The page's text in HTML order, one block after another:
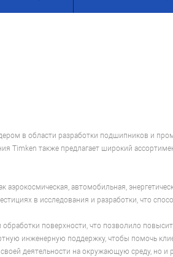
в области разработки подшипников и
Timken также предлагает широкий
автомобильная,
в исследования и разработки, что
поверхности, что позволило
инженерную поддержку, чтобы помочь
деятельности на окружающую среду,